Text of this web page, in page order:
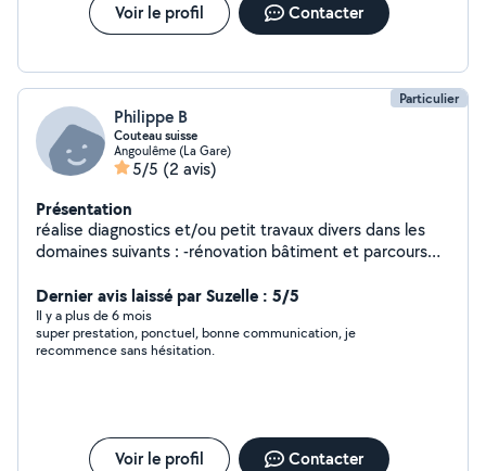
Voir le profil Contacter
Particulier
Philippe B
Couteau suisse
Angoulême (La Gare)
5/5 (2 avis)
Présentation
réalise diagnostics et/ou petit travaux divers dans les
domaines suivants : -rénovation bâtiment et parcours
hydraulique pneumatique sur auto moto vélo bateau
engins tp agricole également soudure , réparation
outillage , affûtage divers ,réparation électroménager, hi
fi, jouet, objet. Travail des composites. Fibre de verre ,
Dernier avis laissé par Suzelle : 5/5
Il y a plus de 6 mois
super prestation, ponctuel, bonne communication, je
recommence sans hésitation.
Voir le profil Contacter